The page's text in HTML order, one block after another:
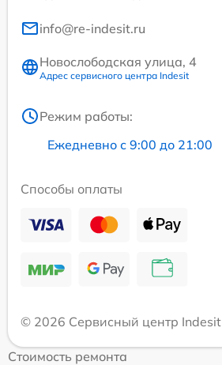
info@re-indesit.ru
Новослободская улица, 4
Адрес сервисного центра Indesit
Режим работы:
Ежедневно с 9:00 до 21:00
Способы оплаты
© 2026 Сервисный центр Indesit
Стоимость ремонта